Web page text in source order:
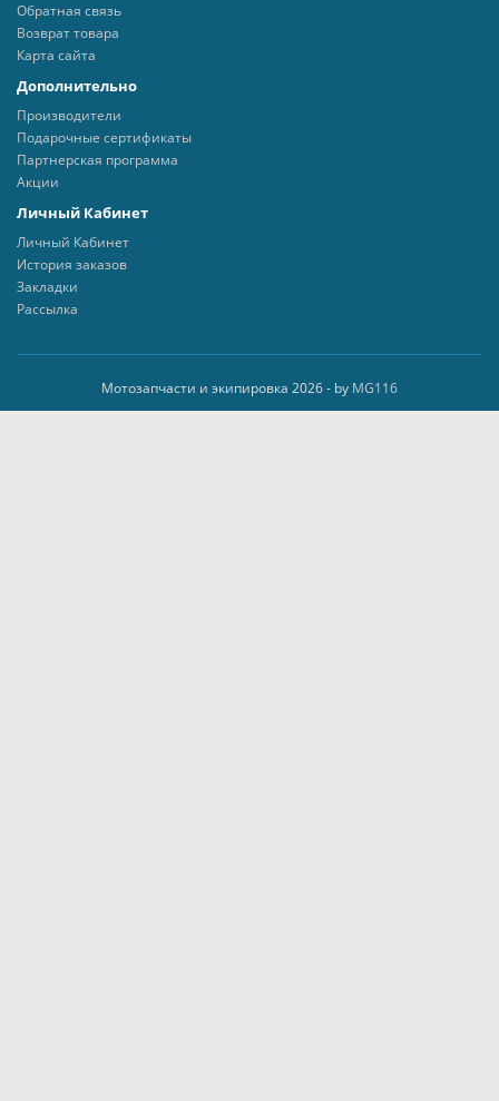
Обратная связь
Возврат товара
Карта сайта
Дополнительно
Производители
Подарочные сертификаты
Партнерская программа
Акции
Личный Кабинет
Личный Кабинет
История заказов
Закладки
Рассылка
Мотозапчасти и экипировка 2026 - by MG116